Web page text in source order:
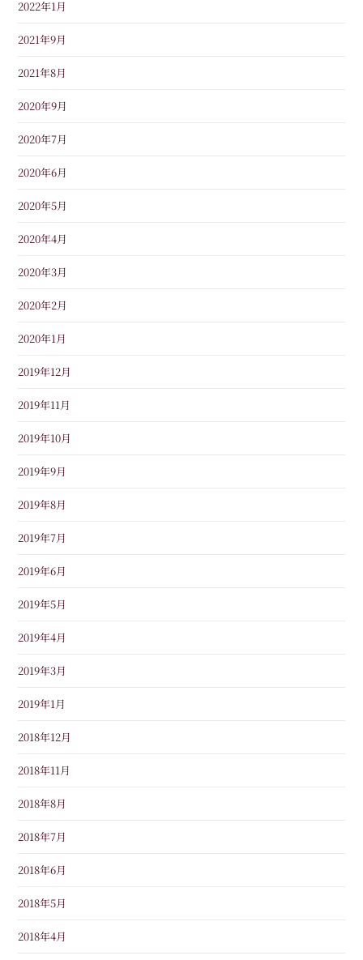
2022年1月
2021年9月
2021年8月
2020年9月
2020年7月
2020年6月
2020年5月
2020年4月
2020年3月
2020年2月
2020年1月
2019年12月
2019年11月
2019年10月
2019年9月
2019年8月
2019年7月
2019年6月
2019年5月
2019年4月
2019年3月
2019年1月
2018年12月
2018年11月
2018年8月
2018年7月
2018年6月
2018年5月
2018年4月